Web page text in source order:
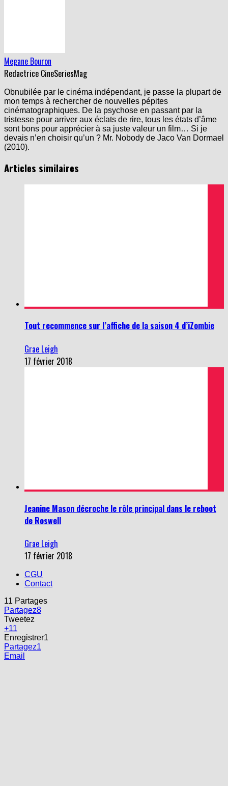
Megane Bouron
Redactrice CineSeriesMag
mon temps à rechercher de nouvelles pépites
cinématographiques. De la psychose en passant par la
tristesse pour arriver aux éclats de rire, tous les états d’âme
sont bons pour apprécier à sa juste valeur un film… Si je
devais n’en choisir qu’un ? Mr. Nobody de Jaco Van Dormael
(2010).
Articles similaires
Tout recommence sur l’affiche de la saison 4 d’iZombie
17 février 2018
de Roswell
17 février 2018
Contact
Partagez8
Tweetez
+11
Enregistrer
Partagez1
Email